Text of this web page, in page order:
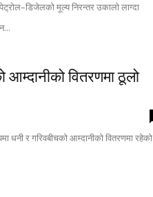
मूल्य निरन्तर उकालो लाग्दा
वितरणमा ठूलो
र गरिवबीचको आम्दानीको वितरणमा रहेको